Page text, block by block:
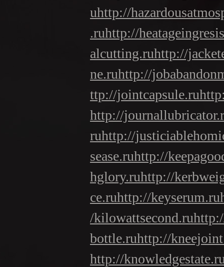
uhttp://
.ruhttp://
alcutting.ruhttp://
ne.ruhttp://
ttp://jointcapsule.ru
http://
ruhttp://
sease.ruhttp://
hglory.ruhttp://
ce.ruhttp://keyserum.ru
/kilowattsecond.ru
bottle.ruhttp://
http://